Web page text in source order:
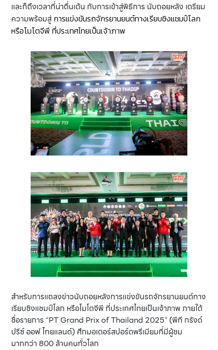
และก็ถึงเวลาที่น่าตื่นเต้น กับการเข้าสู่พิธีการ นับถอยหลัง เตรียม
ความพร้อมสู่ การแข่งขันรถจักรยานยนต์ทางเรียบชิงแชมป์โลก
หรือโมโตจีพี ที่ประเทศไทยเป็นเจ้าภาพ
สำหรับการแถลงข่าวนับถอยหลังการแข่งขันรถจักรยานยนต์ทาง
เรียบชิงแชมป์โลก หรือโมโตจีพี ที่ประเทศไทยเป็นเจ้าภาพ ภายใต้
ชื่อรายการ “PT Grand Prix of Thailand 2025” (พีที กรังด์
ปรีซ์ ออฟ ไทยแลนด์) ศึกมอเตอร์สปอร์ตพรีเมียมที่มีผู้ชม
มากกว่า 800 ล้านคนทั่วโลก